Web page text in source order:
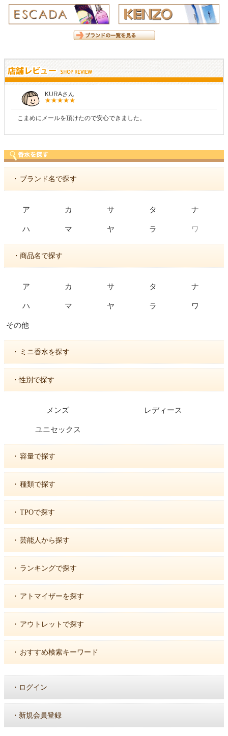
KURAさん
こまめにメールを頂けたので安心できました。
・ ブランド名で探す
ア カ サ タ ナ
ハ マ ヤ ラ ワ
・商品名で探す
ア カ サ タ ナ
ハ マ ヤ ラ ワ
その他
・ ミニ香水を探す
・性別で探す
メンズ レディース
ユニセックス
・ 容量で探す
・ 種類で探す
・ TPOで探す
・ 芸能人から探す
・ ランキングで探す
・ アトマイザーを探す
・ アウトレットで探す
・ おすすめ検索キーワード
・ ログイン
・ 新規会員登録